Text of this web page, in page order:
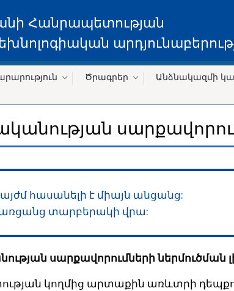
Հանրապետության
Ծրագրեր Անձնակազմի
հասանելի է միայն անցանց:
տարբերակի վրա:
սարքավորումների ներմուծման
կողմից արտաքին առևտրի